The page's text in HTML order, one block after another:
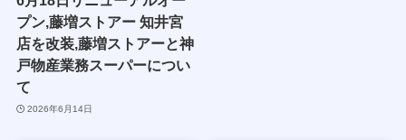
プン,藤増ストアー 知井宮
店を改装,藤増ストアーと神
戸物産業務スーパーについ
て
2026年6月14日